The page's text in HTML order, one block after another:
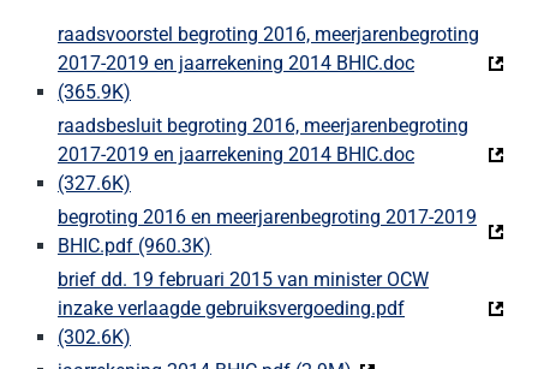
raadsvoorstel begroting 2016, meerjarenbegroting
2017-2019 en jaarrekening 2014 BHIC.doc
(365.9K)
raadsbesluit begroting 2016, meerjarenbegroting
2017-2019 en jaarrekening 2014 BHIC.doc
(327.6K)
begroting 2016 en meerjarenbegroting 2017-2019
BHIC.pdf (960.3K) (Deze link gaat naar een externe
brief dd. 19 februari 2015 van minister OCW
inzake verlaagde gebruiksvergoeding.pdf
(302.6K)